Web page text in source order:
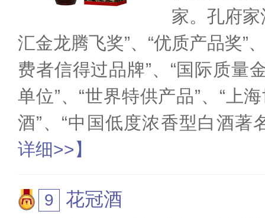
家。孔府家
汇金龙腾飞奖”、“优质产品奖”
费者信得过品牌”、“国际质量
单位”、“世界特供产品”、“上
酒”、“中国低度浓香型白酒著
详细>>】
花冠酒